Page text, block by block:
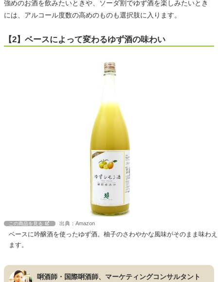
強めのお酒を飲みたいときや、ソーダ割でゆず酒を楽しみたいとき
には、アルコール度数の高めのものも選択肢に入ります。
【2】ベースによって変わるゆず酒の味わい
この商品を見る 出典：Amazon
ベースに吟醸酒を使ったゆず酒。柚子のさわやかな風味がそのまま味わえ
ます。
唎酒師・国際唎酒師、マーケティングコンサルタント